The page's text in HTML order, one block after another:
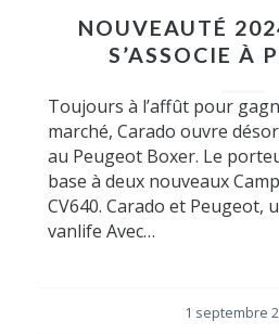
NOUVEAUTÉ
S’ASSOCIE À
Toujours à l’affût pour
marché, Carado ouvre
au Peugeot Boxer. Le
base à deux nouveaux
CV640. Carado et Peugeot,
vanlife Avec…
1 septembre